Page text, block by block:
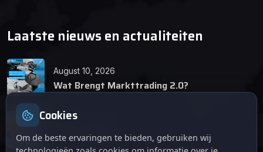
Laatste nieuws en actualiteiten
August 10, 2026
Wat Brengt Markttrading 2.0?
Tips en Tricks
Cookies
Om de beste ervaringen te bieden, gebruiken wij